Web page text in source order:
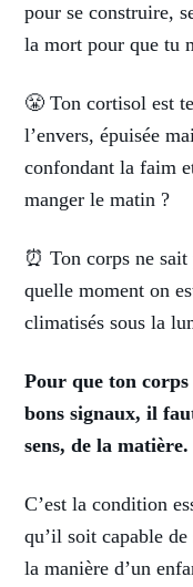
pour se construire,
la mort pour que tu
😤 Ton cortisol est
l’envers, épuisée
confondant la faim
manger le matin ?
⏰ Ton corps ne
quelle moment on
climatisés sous la
Pour que ton corps
bons signaux, il
sens, de la matière.
C’est la condition
qu’il soit capable
la manière d’un